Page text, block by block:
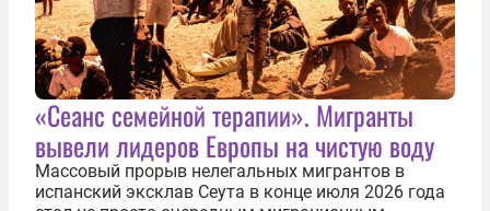
«Сеанс семейной терапии». Мигранты
вывели лидеров Европы на чистую воду
Массовый прорыв нелегальных мигрантов в
испанский эксклав Сеута в конце июля 2026 года